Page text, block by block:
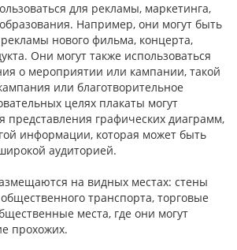
для рекламы, маркетинга,
Например, они могут быть
нового фильма, концерта,
Они могут также использоваться
о мероприятии или кампании, такой
или благотворительное
целях плакаты могут
представления графических диаграмм,
информации, которая может быть
аудиторией.
на видных местах: стены
транспорта, торговые
места, где они могут
прохожих.